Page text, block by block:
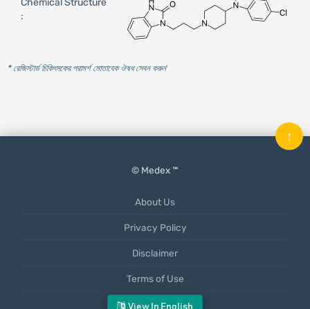
View In English
Chemical Structure
:
* রেজিস্টার্ড চিকিৎসকের পরামর্শ মোতাবেক ঔষধ সেবন করুন'
© Medex ™
About Us
Privacy Policy
Disclaimer
Terms of Use
Mobile App
↑